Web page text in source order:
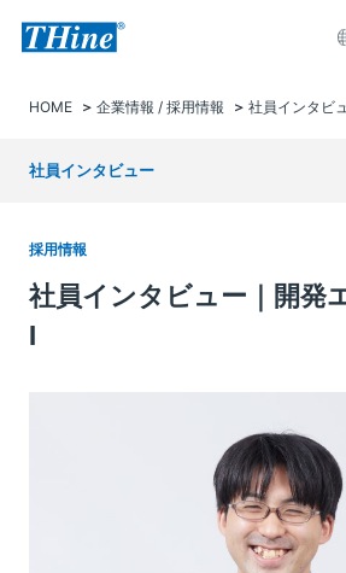
HOME 企業情報 / 採用情報 社員インタビ
社員インタビュー
採用情報
社員インタビュー｜開発
I